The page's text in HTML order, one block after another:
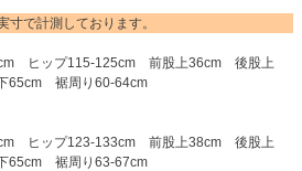
で計測しております。
ヒップ115-125cm 前股上36cm 後股上
65cm 裾周り60-64cm
ヒップ123-133cm 前股上38cm 後股上
65cm 裾周り63-67cm